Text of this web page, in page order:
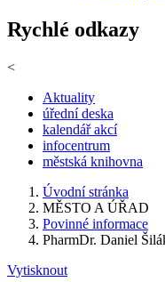
Rychlé odkazy
<
Aktuality
úřední deska
kalendář akcí
infocentrum
městská knihovna
Úvodní stránka
MĚSTO A ÚŘAD
Povinné informace
PharmDr. Daniel
Vytisknout